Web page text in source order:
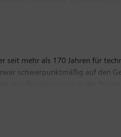
erfolgreich zu sein
mehr als 170 Jahren für
schwerpunktmäßig auf den
für den